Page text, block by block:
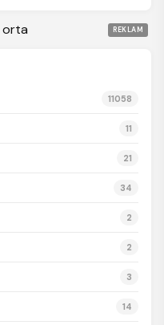
REKLAM
11058
11
21
34
2
2
3
14